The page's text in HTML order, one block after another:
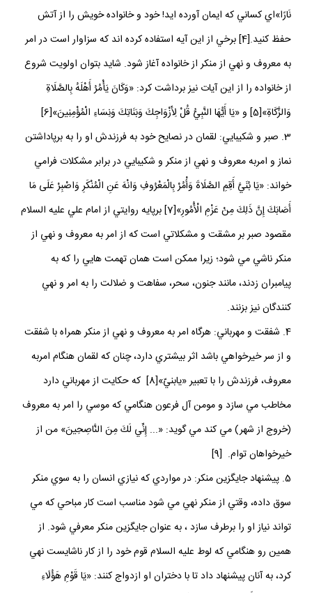
نَارًا»اي كساني كه ايمان آورده‏ ايد! خود و خانواده خويش را از آتش
حفظ كنيد.[4] برخي از اين آيه استفاده كرده اند كه سزاوار است در امر
به معروف و نهي از منكر از خانواده آغاز شود. شايد بتوان اولويت شروع
از خانواده را از اين آيات نيز برداشت كرد: «وَكَانَ يَأْمُرُ أَهْلَهُ بِالصَّلَاةِ
وَالزَّكَاةِ»[5] و «يَا أَيُّهَا النَّبِيُّ قُلْ لِأَزْوَاجِكَ وَبَنَاتِكَ وَنِسَاءِ الْمُؤْمِنِينَ»[6]
3. صبر و شكيبايي: لقمان در نصايح خود به فرزندش او را به برپاداشتن
نماز و امربه معروف و نهي از منكر و شكيبايي در برابر مشكلات فرامي
خواند: «يَا بُنَيَّ أَقِمِ الصَّلَاةَ وَأْمُرْ بِالْمَعْرُوفِ وَانْهَ عَنِ الْمُنْكَرِ وَاصْبِرْ عَلَى مَا
أَصَابَكَ إِنَّ ذَلِكَ مِنْ عَزْمِ الْأُمُورِ»[7] برپايه روايتي از امام علي عليه السلام
مقصود صبر بر مشقت و مشكلاتي است كه از امر به معروف و نهي از
منكر ناشي مي شود؛ زيرا ممكن است همان تهمت هايي را كه به
پيامبران زدند، مانند جنون، سحر، سفاهت و ضلالت را به امر و نهي
كنندگان نيز بزنند.
4. شفقت و مهرباني: هرگاه امر به معروف و نهي از منكر همراه با شفقت
و از سر خيرخواهي باشد اثر بيشتري دارد، چنان كه لقمان هنگام امربه
معروف، فرزندش را با تعبير «يابنيّ»[8] كه حكايت از مهرباني دارد
مخاطب مي سازد و مومن آل فرعون هنگامي كه موسي را امر به معروف
(خروج از شهر) مي كند مي گويد: «... إِنِّي لَكَ مِنَ النَّاصِحِينَ» من از
خيرخواهان توام. [9]
5. پيشنهاد جايگزين منكر: در مواردي كه نيازي انسان را به سوي منكر
سوق داده، وقتي از منكر نهي مي شود مناسب است كار مباحي كه مي
تواند نياز او را برطرف سازد ، به عنوان جايگزين منكر معرفي شود. از
همين رو هنگامي كه لوط عليه السلام قوم خود را از كار ناشايست نهي
كرد، به آنان پيشنهاد داد تا با دختران او ازدواج كنند: «يَا قَوْمِ هَؤُلَاءِ